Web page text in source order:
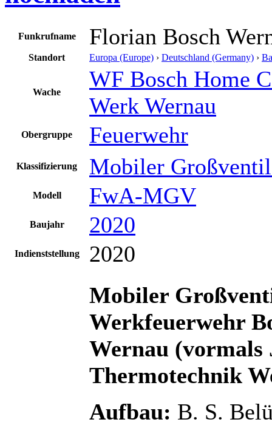
Funkrufname Florian Bosch
Standort Europa (Europe) › Deutschland (Germany) ›
Wache
WF Bosch Home
Werk Wernau
Obergruppe Feuerwehr
Klassifizierung Mobiler
Modell FwA-MGV
Baujahr 2020
Indienststellung 2020
Mobiler
Werkfeuerwehr
Wernau (vormals
Thermotechnik
Aufbau: B. S.